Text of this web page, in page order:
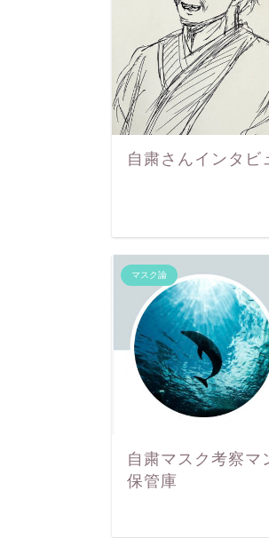
自粛さんインタ
マスク論
自粛マスク考察マ
保管庫